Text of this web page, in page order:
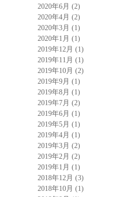
2020年6月 (2)
2020年4月 (2)
2020年3月 (1)
2020年1月 (1)
2019年12月 (1)
2019年11月 (1)
2019年10月 (2)
2019年9月 (1)
2019年8月 (1)
2019年7月 (2)
2019年6月 (1)
2019年5月 (1)
2019年4月 (1)
2019年3月 (2)
2019年2月 (2)
2019年1月 (1)
2018年12月 (3)
2018年10月 (1)